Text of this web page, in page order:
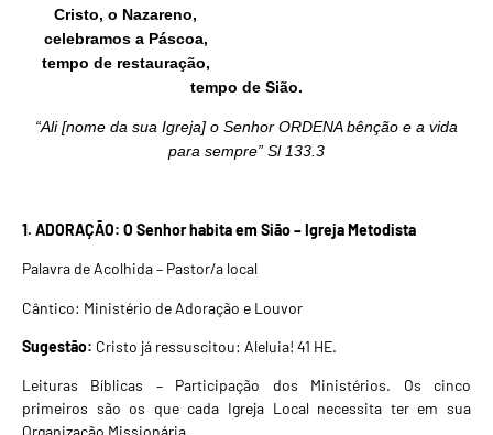
Cristo, o Nazareno,
celebramos a Páscoa,
tempo de restauração,
tempo de Sião.
“Ali [nome da sua Igreja] o Senhor ORDENA bênção e a vida
para sempre” Sl 133.3
1. ADORAÇÃO: O Senhor habita em Sião – Igreja Metodista
Palavra de Acolhida – Pastor/a local
Cântico: Ministério de Adoração e Louvor
Sugestão: Cristo já ressuscitou: Aleluia! 41 HE.
Leituras Bíblicas – Participação dos Ministérios. Os cinco
primeiros são os que cada Igreja Local necessita ter em sua